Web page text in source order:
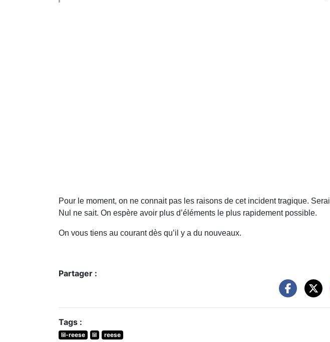
Pour le moment, on ne connait pas les raisons de cet incident tragique.
Nul ne sait. On espère avoir plus d’éléments le plus rapidement possible.
On vous tiens au courant dès qu’il y a du nouveaux.
Partager :
Tags :
lil-reese lil reese